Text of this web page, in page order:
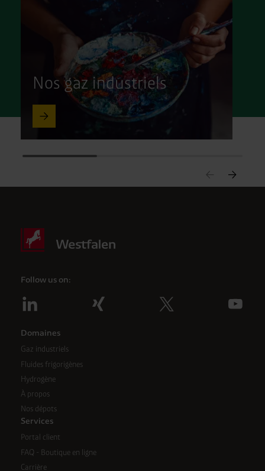
Nos gaz industriels
Follow us on:
Domaines
Gaz industriels
Fluides frigorigènes
Hydrogène
À propos
Nos dépots
Services
Portal client
FAQ - Boutique en ligne
Carrière